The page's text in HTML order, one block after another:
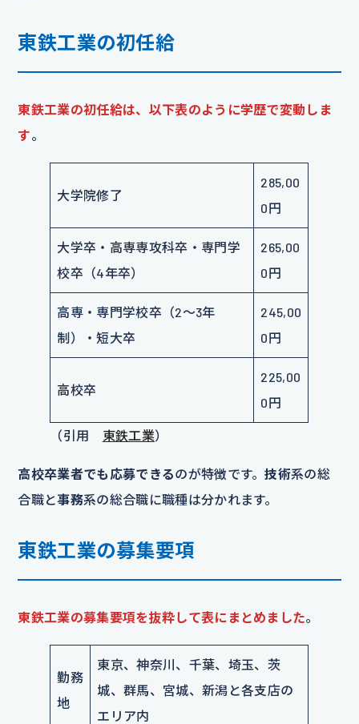
東鉄工業の初任給
東鉄工業の初任給は、以下表のように学歴で変動しま
す。
大学院修了
285,00
0円
大学卒・高専専攻科卒・専門学
校卒（4年卒）
265,00
0円
高専・専門学校卒（2〜3年
制）・短大卒
245,00
0円
高校卒
225,00
0円
（引用 東鉄工業）
高校卒業者でも応募できるのが特徴です。技術系の総
合職と事務系の総合職に職種は分かれます。
東鉄工業の募集要項
東鉄工業の募集要項を抜粋して表にまとめました。
勤務
地
東京、神奈川、千葉、埼玉、茨
城、群馬、宮城、新潟と各支店の
エリア内